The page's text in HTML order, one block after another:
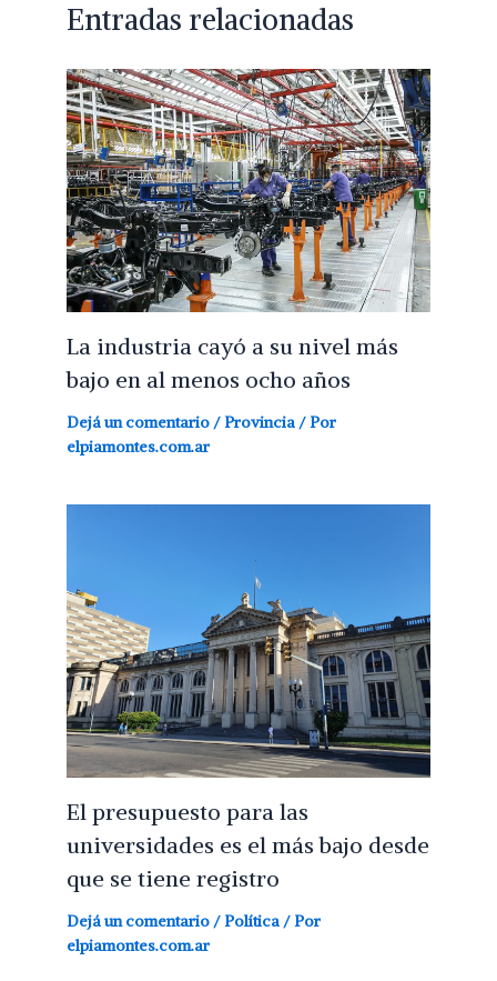
Entradas relacionadas
La industria cayó a su nivel más
bajo en al menos ocho años
Dejá un comentario /Provincia / Por
elpiamontes.com.ar
El presupuesto para las
universidades es el más bajo desde
que se tiene registro
Dejá un comentario /Política / Por
elpiamontes.com.ar